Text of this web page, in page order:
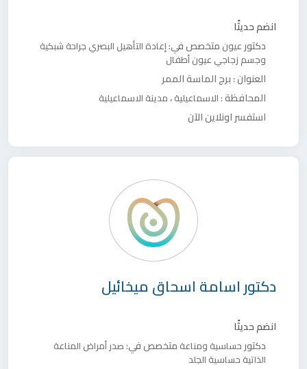
انضم حديثًا
دكتور عيون متخصص في:إعادة التأهيل البصري جراحة شبكية
وجسم زجاجي عيون أطفال
العنوان :برج الماسة الممر
المحافظة :الاسماعيلية،مدينة الاسماعيلية
استفسر اونلاين الآن
دكتوراسامة اسحاق ميخائيل
انضم حديثًا
دكتور حساسية ومناعةمتخصص في:صدرأمراض المناعة
الذاتيةحساسية الجلد